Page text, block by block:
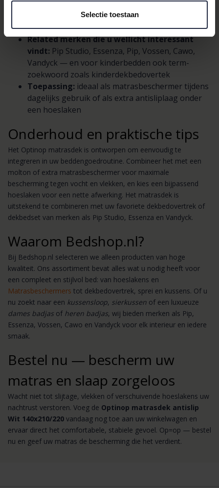
Selectie toestaan
dekens, handdoek, badjassen, dames badjas,
heren badjas, badjas, badmat, badmatten, wc-mat,
toiletmat
Related merken die u wellicht interessant
vindt: Pip Studio, Essenza, Pip, Vossen, Cawo,
Vandyck — en voor kinderbedden ook term-
zoekwoord zoals kinderdekbedovertek
Toepassing: ideaal als matrasbeschermer tijdens
dagelijks gebruik of als extra antisliplaag onder
een hoeslaken
Onderhoud en praktische tips
Het Optinop matrasdek is ontworpen om eenvoudig te
integreren in uw beddengoedroutine. Combineer het met een
molton of extra matrasbeschermer voor maximale
bescherming tegen vocht en vlekken, en kies een bijpassend
hoeslaken voor een nette afwerking. Het matrasdek is
uitstekend te combineren met uw favoriete dekbedovertrek of
dekbedset van merken als Pip Studio, Essenza en Vandyck.
Waarom Bedshop.nl?
Bij Bedshop.nl selecteren we alleen producten van hoge
kwaliteit. Ons assortiment bevat alles wat u nodig heeft voor
een compleet en stijlvol bed: van hoeslakens en
Matrasbeschermers tot dekbedovertrek, sprei en kussens. Of u
nu zoekt naar een kussensloop, sierkussen of een luxueuze
dames badjas of heren badjas, wij bieden merken als Pip,
Essenza, Vossen, Cawo en Vandyck voor elk interieur en iedere
smaak.
Bestel nu — bescherm uw
matras en slaap zorgeloos
Wacht niet tot slijtage, vlekken of verschuivende hoeslakens uw
nachtrust verstoren. Voeg de Optinop matrasdek antislip
Wit 140x210/220 vandaag nog toe aan uw winkelwagen en
ervaar direct het comfortabele, stabiele gevoel. Op=op — bestel
nu en geef uw matras de bescherming die het verdient.